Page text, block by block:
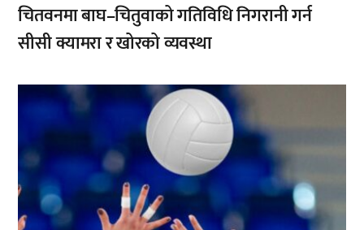
चितवनमा बाघ–चितुवाको गतिविधि निगरानी गर्न
सीसी क्यामरा र खोरको व्यवस्था
,